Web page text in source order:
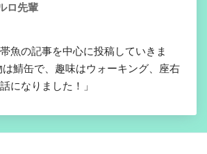
ロ先輩
魚の記事を中心に投稿していきま
鯖缶で、趣味はウォーキング、座右
になりました！」